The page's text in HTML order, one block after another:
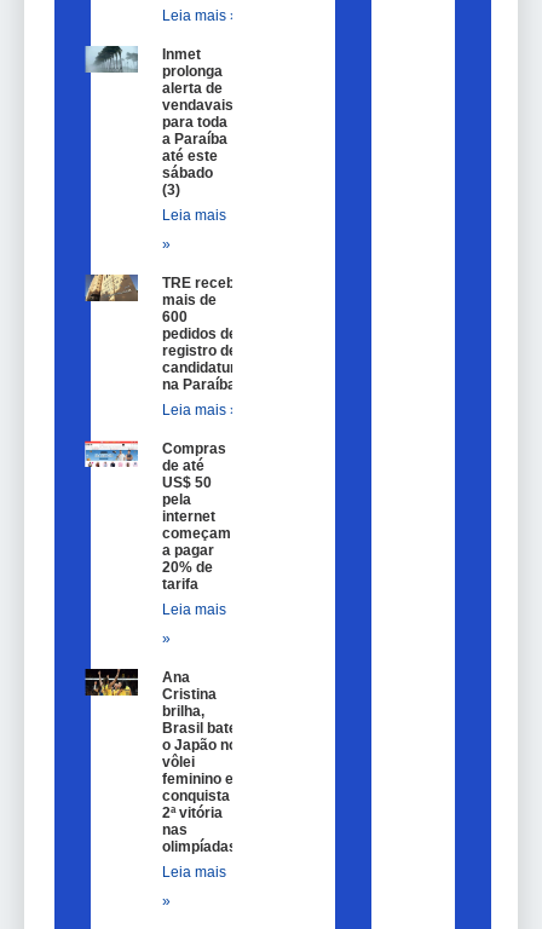
Leia mais »
Inmet
prolonga
alerta de
vendavais
para toda
a Paraíba
até este
sábado
(3)
Leia mais
»
TRE recebe
mais de
600
pedidos de
registro de
candidatura
na Paraíba
Leia mais »
Compras
de até
US$ 50
pela
internet
começam
a pagar
20% de
tarifa
Leia mais
»
Ana
Cristina
brilha,
Brasil bate
o Japão no
vôlei
feminino e
conquista
2ª vitória
nas
olimpíadas
Leia mais
»